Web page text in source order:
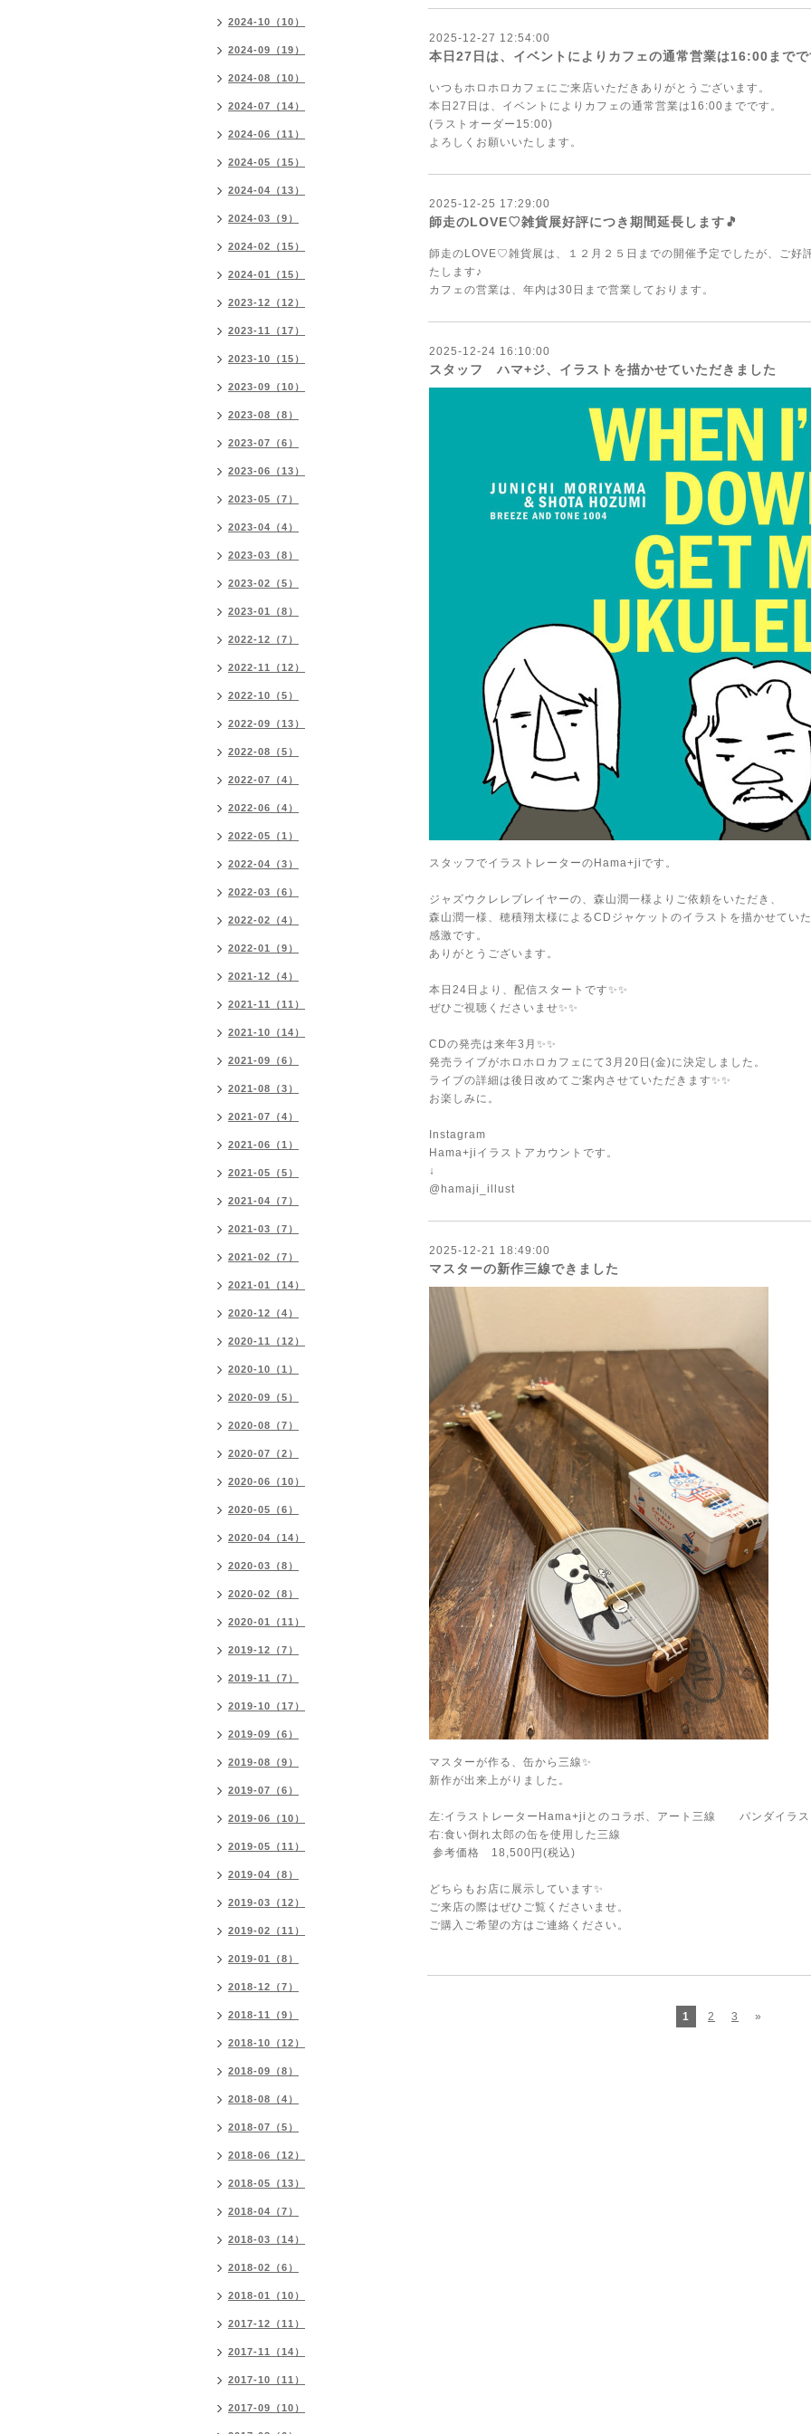
2025-12-27 12:54:00
本日27日は、イベントによりカフェの通常営業は16:00までで
いつもホロホロカフェにご来店いただきありがとうございます。
本日27日は、イベントによりカフェの通常営業は16:00までです。
(ラストオーダー15:00)
よろしくお願いいたします。
2025-12-25 17:29:00
師走のLOVE♡雑貨展好評につき期間延長します🎵
師走のLOVE♡雑貨展は、１２月２５日までの開催予定でしたが、ご好
たします♪
カフェの営業は、年内は30日まで営業しております。
2025-12-24 16:10:00
スタッフ ハマ+ジ、イラストを描かせていただきました
スタッフでイラストレーターのHama+jiです。
ジャズウクレレプレイヤーの、森山潤一様よりご依頼をいただき、
森山潤一様、穂積翔太様によるCDジャケットのイラストを描かせていた
感激です。
ありがとうございます。
本日24日より、配信スタートです✨✨
ぜひご視聴くださいませ✨✨
CDの発売は来年3月✨✨
発売ライブがホロホロカフェにて3月20日(金)に決定しました。
ライブの詳細は後日改めてご案内させていただきます✨✨
お楽しみに。
Instagram
Hama+jiイラストアカウントです。
↓
@hamaji_illust
2025-12-21 18:49:00
マスターの新作三線できました
マスターが作る、缶から三線✨
新作が出来上がりました。
左:イラストレーターHama+jiとのコラボ、アート三線 パンダイラ
右:食い倒れ太郎の缶を使用した三線
参考価格 18,500円(税込)
どちらもお店に展示しています✨
ご来店の際はぜひご覧くださいませ。
ご購入ご希望の方はご連絡ください。
1 2 3 »
2024-10（10）
2024-09（19）
2024-08（10）
2024-07（14）
2024-06（11）
2024-05（15）
2024-04（13）
2024-03（9）
2024-02（15）
2024-01（15）
2023-12（12）
2023-11（17）
2023-10（15）
2023-09（10）
2023-08（8）
2023-07（6）
2023-06（13）
2023-05（7）
2023-04（4）
2023-03（8）
2023-02（5）
2023-01（8）
2022-12（7）
2022-11（12）
2022-10（5）
2022-09（13）
2022-08（5）
2022-07（4）
2022-06（4）
2022-05（1）
2022-04（3）
2022-03（6）
2022-02（4）
2022-01（9）
2021-12（4）
2021-11（11）
2021-10（14）
2021-09（6）
2021-08（3）
2021-07（4）
2021-06（1）
2021-05（5）
2021-04（7）
2021-03（7）
2021-02（7）
2021-01（14）
2020-12（4）
2020-11（12）
2020-10（1）
2020-09（5）
2020-08（7）
2020-07（2）
2020-06（10）
2020-05（6）
2020-04（14）
2020-03（8）
2020-02（8）
2020-01（11）
2019-12（7）
2019-11（7）
2019-10（17）
2019-09（6）
2019-08（9）
2019-07（6）
2019-06（10）
2019-05（11）
2019-04（8）
2019-03（12）
2019-02（11）
2019-01（8）
2018-12（7）
2018-11（9）
2018-10（12）
2018-09（8）
2018-08（4）
2018-07（5）
2018-06（12）
2018-05（13）
2018-04（7）
2018-03（14）
2018-02（6）
2018-01（10）
2017-12（11）
2017-11（14）
2017-10（11）
2017-09（10）